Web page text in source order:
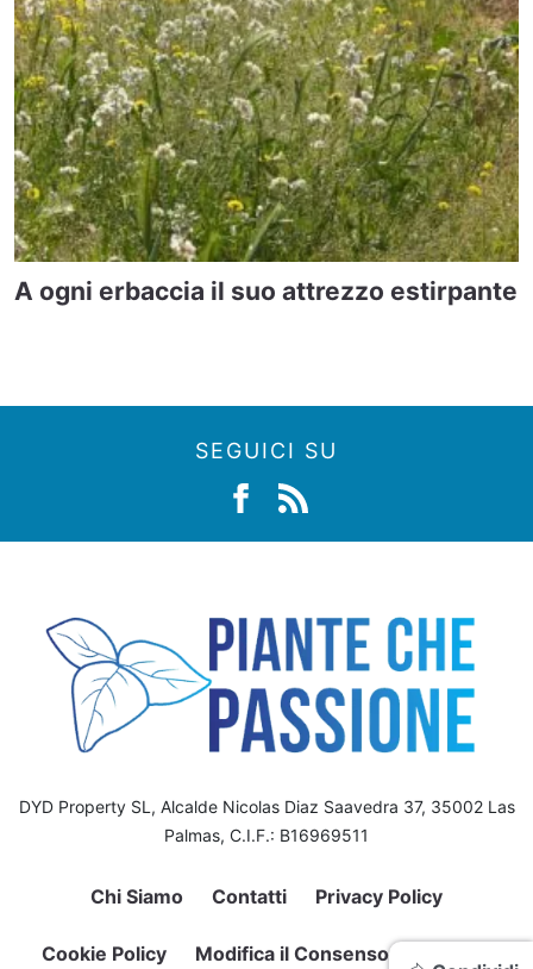
A ogni erbaccia il suo attrezzo estirpante
SEGUICI SU
DYD Property SL, Alcalde Nicolas Diaz Saavedra 37, 35002 Las
Palmas, C.I.F.: B16969511
Chi Siamo Contatti Privacy Policy
Cookie Policy Modifica il Consenso sui Cookie